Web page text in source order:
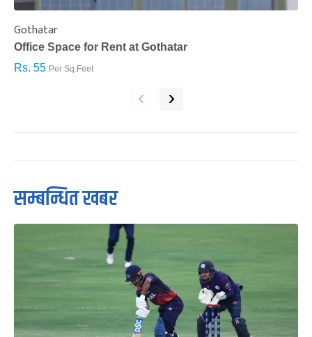
Gothatar
Office Space for Rent at Gothatar
Rs. 55 Per Sq.Feet
‹ ›
सम्बन्धित खबर